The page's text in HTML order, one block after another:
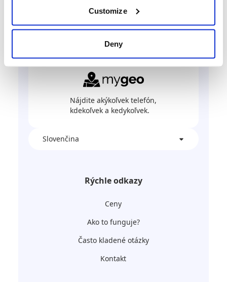
Customize
Deny
Nájdite akýkoľvek telefón,
kdekoľvek a kedykoľvek.
Slovenčina
Rýchle odkazy
Ceny
Ako to funguje?
Často kladené otázky
Kontakt